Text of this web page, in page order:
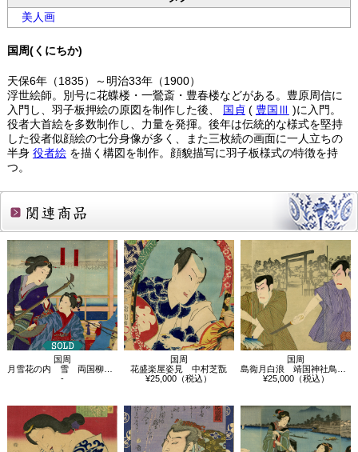
美人画
国周(くにちか)
天保6年（1835）～明治33年（1900）
浮世絵師。別号に花蝶楼・一鶯斎・豊春楼などがある。豊原周信に
入門し、羽子板押絵の原図を制作した後、 国貞( 豊国Ⅲ )に入門。
役者大首絵を多数制作し、力量を発揮。後年は伝統的な様式を堅持
した役者似顔絵の七分身像が多く、また三枚続の画面に一人立ちの
半身 役者絵を描く構図を制作。顔貌描写に羽子板様式の特徴を持
つ。
関連商品
国周
月雪花の内 雪 両国柳ばし 枡田樓
-
国周
花盛楽屋姿見 中村芝翫
¥25,000（税込）
国周
島鵆月白浪 靖国神社鳥居前場
¥25,000（税込）